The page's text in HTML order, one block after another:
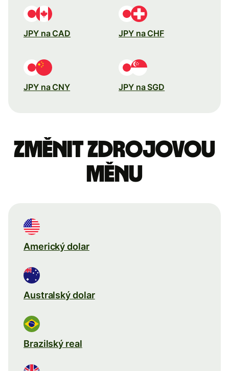
JPY na CAD JPY na CHF
JPY na CNY JPY na SGD
Změnit zdrojovou
měnu
Americký dolar
Australský dolar
Brazilský real